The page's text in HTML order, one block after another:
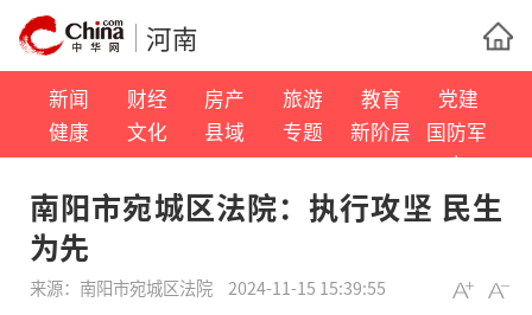
河南
新闻 财经 房产 旅游 教育
党建
健康
文化 县域 专题 新阶层
国防军
事
南阳市宛城区法院：执行攻坚 民生
为先
来源： 南阳市宛城区法院 2024-11-15 15:39:55